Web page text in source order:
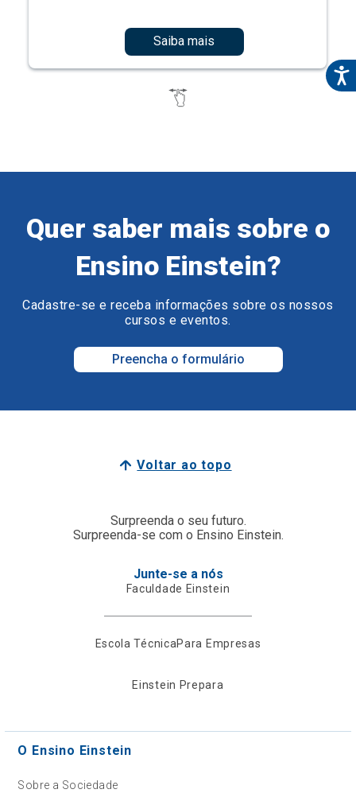
Saiba mais
Quer saber mais sobre o
Ensino Einstein?
Cadastre-se e receba informações sobre os nossos
cursos e eventos.
Preencha o formulário
Voltar ao topo
Surpreenda o seu futuro.
Surpreenda-se com o Ensino Einstein.
Junte-se a nós
Faculdade Einstein
Escola TécnicaPara Empresas
Einstein Prepara
O Ensino Einstein
Sobre a Sociedade